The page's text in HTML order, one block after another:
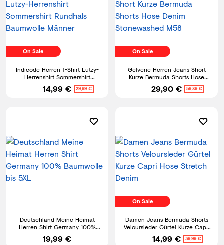
On Sale
Indicode Herren T-Shirt Lutzy-
Herrenshirt Sommershirt
Rundhals Baumwolle Männer
14,99 € 29,99 €
On Sale
Gelverie Herren Jeans Short
Kurze Bermuda Shorts Hose
Denim Stonewashed M58
29,90 € 59,89 €
Deutschland Meine Heimat
Herren Shirt Germany 100%
Baumwolle bis 5XL
19,99 €
On Sale
Damen Jeans Bermuda Shorts
Veloursleder Gürtel Kurze Capri
Hose Stretch Denim
14,99 € 39,99 €